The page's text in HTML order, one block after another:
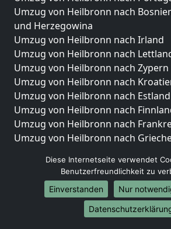
Umzug von Heilbronn nach
und Herzegowina
Umzug von Heilbronn nach Irland
Umzug von Heilbronn nach
Umzug von Heilbronn nach Zypern
Umzug von Heilbronn nach
Umzug von Heilbronn nach Estland
Umzug von Heilbronn nach
Umzug von Heilbronn nach
Umzug von Heilbronn nach
Umzug von Heilbronn nach
Umzug von Heilbronn nach
Umzug von Heilbronn nach
Umzug von Heilbronn nach
Diese Internetseite verwendet
Benutzerfreundlichkeit zu
Einverstanden
Nur